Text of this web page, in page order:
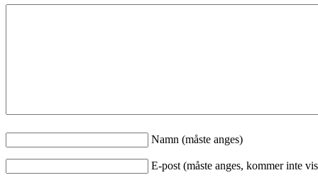
Namn (måste anges)
E-post (måste anges, kommer inte